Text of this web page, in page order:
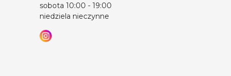
sobota 10:00 - 19:00
niedziela nieczynne